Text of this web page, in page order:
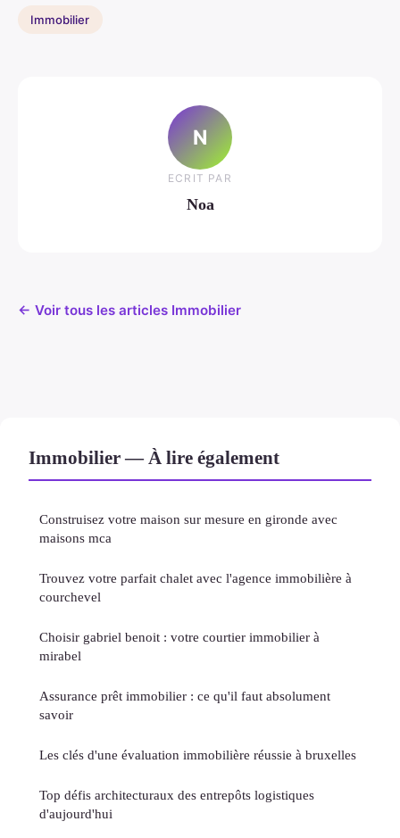
Immobilier
N
ECRIT PAR
Noa
← Voir tous les articles Immobilier
Immobilier — À lire également
Construisez votre maison sur mesure en gironde avec
maisons mca
Trouvez votre parfait chalet avec l'agence immobilière à
courchevel
Choisir gabriel benoit : votre courtier immobilier à
mirabel
Assurance prêt immobilier : ce qu'il faut absolument
savoir
Les clés d'une évaluation immobilière réussie à bruxelles
Top défis architecturaux des entrepôts logistiques
d'aujourd'hui